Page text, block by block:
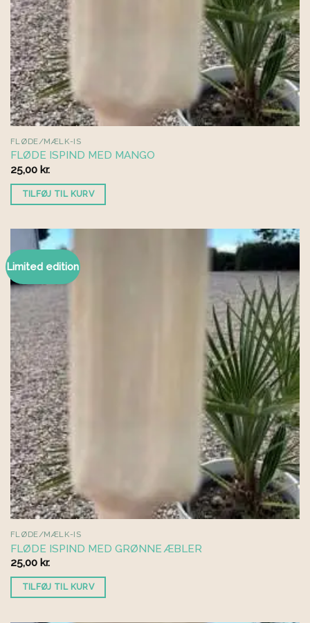
FLØDE/MÆLK-IS
FLØDE ISPIND MED MANGO
25,00 kr.
TILFØJ TIL KURV
Limited edition
FLØDE/MÆLK-IS
FLØDE ISPIND MED GRØNNE ÆBLER
25,00 kr.
TILFØJ TIL KURV